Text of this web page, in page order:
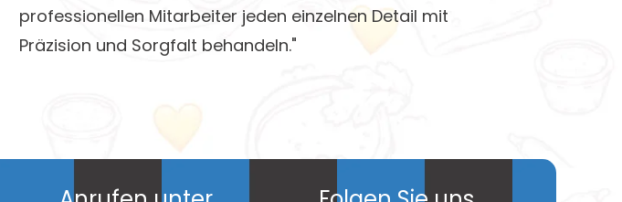
professionellen Mitarbeiter jeden einzelnen Detail mit
Präzision und Sorgfalt behandeln."